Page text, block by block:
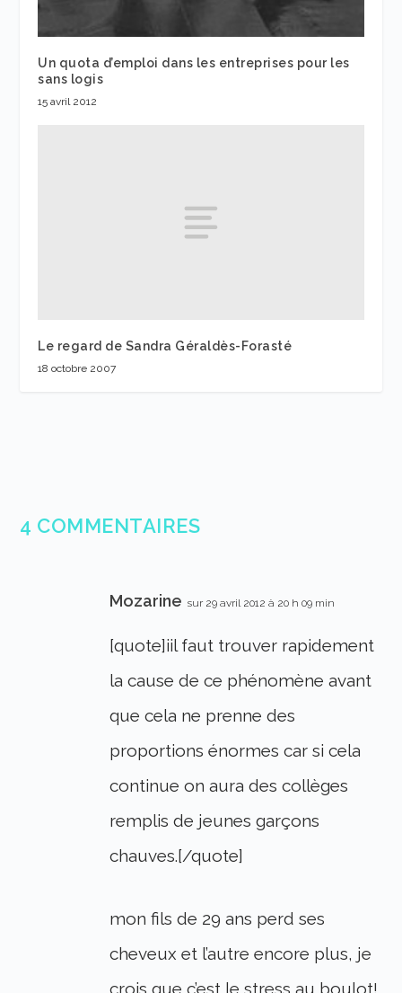
Un quota d’emploi dans les entreprises pour les
sans logis
15 avril 2012
Le regard de Sandra Géraldès-Forasté
18 octobre 2007
4 COMMENTAIRES
Mozarine sur 29 avril 2012 à 20 h 09 min
[quote]iil faut trouver rapidement
la cause de ce phénomène avant
que cela ne prenne des
proportions énormes car si cela
continue on aura des collèges
remplis de jeunes garçons
chauves.[/quote]
mon fils de 29 ans perd ses
cheveux et l’autre encore plus, je
crois que c’est le stress au boulot!